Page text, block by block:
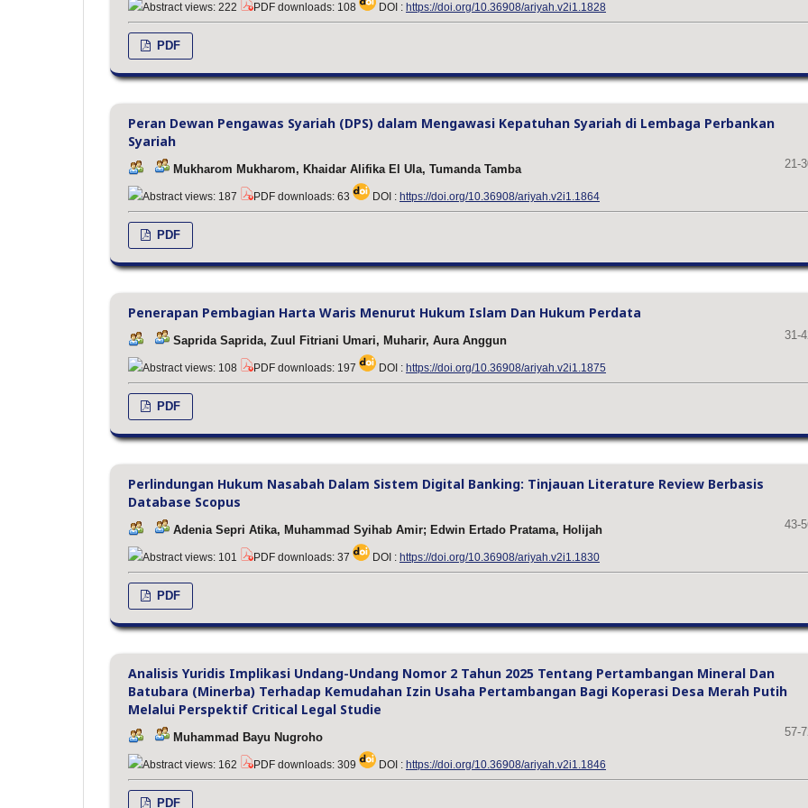
Abstract views: 222 PDF downloads: 108 DOI : https://doi.org/10.36908/ariyah.v2i1.1828
PDF
Peran Dewan Pengawas Syariah (DPS) dalam Mengawasi Kepatuhan Syariah di Lembaga Perbankan
Syariah
Mukharom Mukharom, Khaidar Alifika El Ula, Tumanda Tamba 21-
Abstract views: 187 PDF downloads: 63 DOI : https://doi.org/10.36908/ariyah.v2i1.1864
PDF
Penerapan Pembagian Harta Waris Menurut Hukum Islam Dan Hukum Perdata
Saprida Saprida, Zuul Fitriani Umari, Muharir, Aura Anggun 31-
Abstract views: 108 PDF downloads: 197 DOI : https://doi.org/10.36908/ariyah.v2i1.1875
PDF
Perlindungan Hukum Nasabah Dalam Sistem Digital Banking: Tinjauan Literature Review Berbasis
Database Scopus
Adenia Sepri Atika, Muhammad Syihab Amir; Edwin Ertado Pratama, Holijah 43-
Abstract views: 101 PDF downloads: 37 DOI : https://doi.org/10.36908/ariyah.v2i1.1830
PDF
Analisis Yuridis Implikasi Undang-Undang Nomor 2 Tahun 2025 Tentang Pertambangan Mineral Dan
Batubara (Minerba) Terhadap Kemudahan Izin Usaha Pertambangan Bagi Koperasi Desa Merah Putih
Melalui Perspektif Critical Legal Studie
Muhammad Bayu Nugroho 57-
Abstract views: 162 PDF downloads: 309 DOI : https://doi.org/10.36908/ariyah.v2i1.1846
PDF